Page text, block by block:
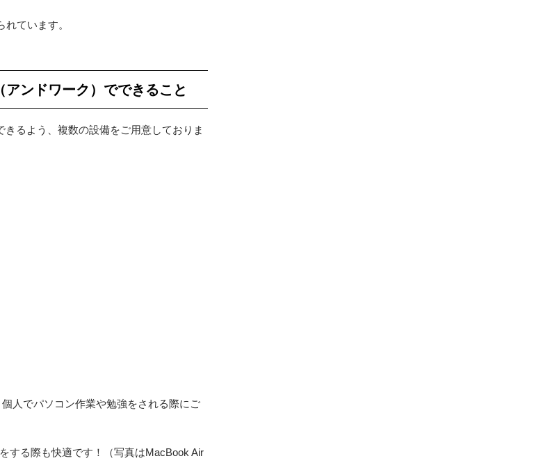
れています。
ンドワーク）でできること
るよう、複数の設備をご用意しておりま
人でパソコン作業や勉強をされる際にご
する際も快適です！（写真はMacBook Air